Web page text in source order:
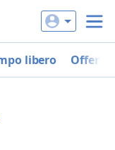
libero Offerte